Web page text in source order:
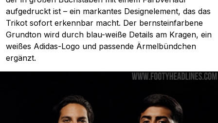
aufgedruckt ist – ein markantes Designelement, das das
Trikot sofort erkennbar macht. Der bernsteinfarbene
Grundton wird durch blau-weiße Details am Kragen, ein
weißes Adidas-Logo und passende Ärmelbündchen
ergänzt.